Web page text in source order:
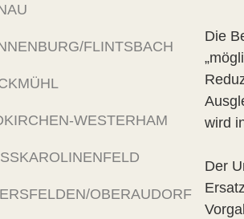
Die
wird
Der
FLINTSBACH
WESTERHAM
OBERAUDORF